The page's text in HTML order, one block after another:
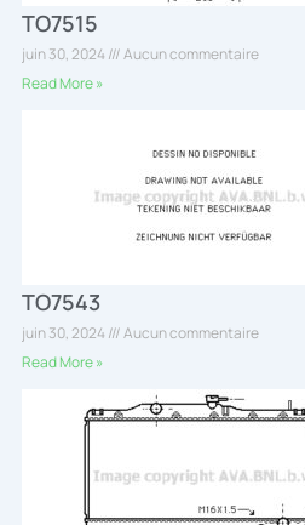
TO7515
juin 30, 2024
Aucun commentaire
Read More »
TO7543
juin 30, 2024
Aucun commentaire
Read More »